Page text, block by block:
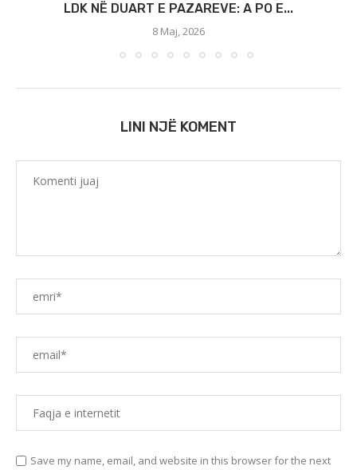
LDK NË DUART E PAZAREVE: A PO E...
8 Maj, 2026
LINI NJË KOMENT
Save my name, email, and website in this browser for the next